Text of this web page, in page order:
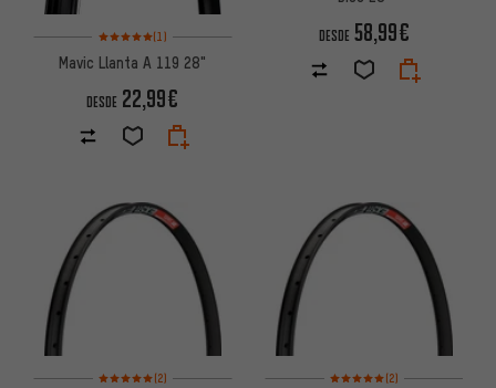
Valoración media: 5 de 5 basada en 1 reseñas
(1)
Mavic Llanta A 119 28"
DESDE 22,99€
DESDE 58,99€
Valoración media: 5 de 5 basada en 2 reseñas
(2) Valoración media: 5 de 5
(2)